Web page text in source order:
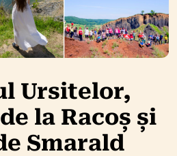
Ursitelor,
la Racoș și
Smarald